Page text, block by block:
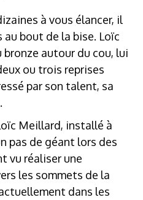
à vous élancer, il
au bout de la bise. Loïc
autour du cou, lui
ou trois reprises
par son talent, sa
Meillard, installé à
pas de géant lors des
vu réaliser une
les sommets de la
dans les